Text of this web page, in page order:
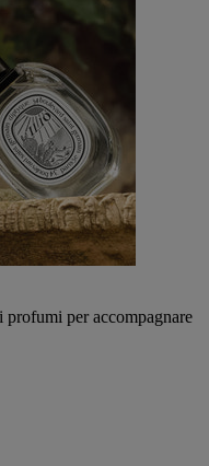
per accompagnare